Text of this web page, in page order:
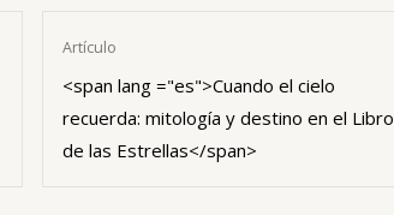
Artículo
<span lang ="es">Cuando el cielo
recuerda: mitología y destino en el Libro
de las Estrellas</span>